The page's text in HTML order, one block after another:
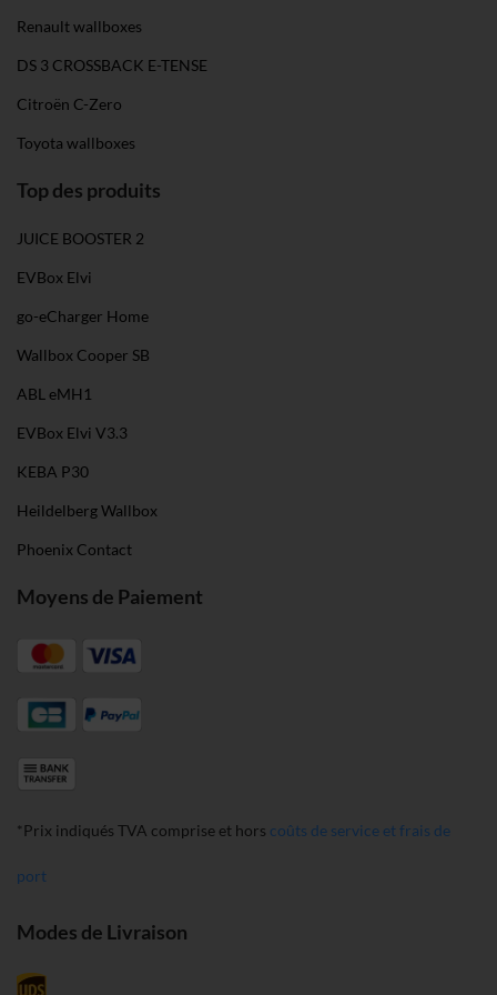
Partner führen diese Informationen möglicherweise mit
weiteren Daten zusammen, die du ihnen bereitgestellt
unsererDatenschutzerklärung
Renault wallboxes
DS 3 CROSSBACK E-TENSE
Citroën C-Zero
Toyota wallboxes
Top des produits
JUICE BOOSTER 2
EVBox Elvi
go-eCharger Home
Wallbox Cooper SB
ABL eMH1
EVBox Elvi V3.3
KEBA P30
Heildelberg Wallbox
Phoenix Contact
Moyens de Paiement
*Prix indiqués TVA comprise et hors coûts de service et frais de
port
Modes de Livraison